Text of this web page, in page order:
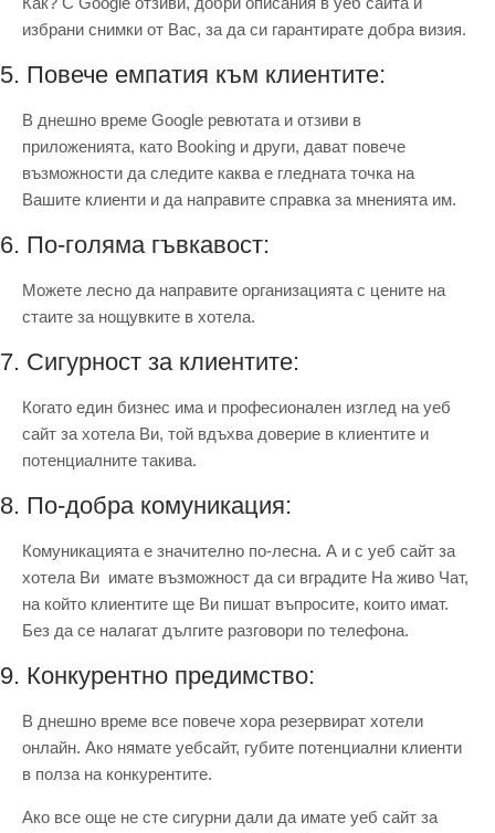
избрани снимки от Вас, за да си гарантирате добра визия.
5. Повече емпатия към клиентите:
В днешно време Google ревютата и отзиви в
приложенията, като Booking и други, дават повече
възможности да следите каква е гледната точка на
Вашите клиенти и да направите справка за мненията им.
6. По-голяма гъвкавост:
Можете лесно да направите организацията с цените на
стаите за нощувките в хотела.
7. Сигурност за клиентите:
Когато един бизнес има и професионален изглед на уеб
сайт за хотела Ви, той вдъхва доверие в клиентите и
потенциалните такива.
8. По-добра комуникация:
Комуникацията е значително по-лесна. А и с уеб сайт за
хотела Ви имате възможност да си вградите На живо Чат,
на който клиентите ще Ви пишат въпросите, които имат.
Без да се налагат дългите разговори по телефона.
9. Конкурентно предимство:
В днешно време все повече хора резервират хотели
онлайн. Ако нямате уебсайт, губите потенциални клиенти
в полза на конкурентите.
Ако все още не сте сигурни дали да имате уеб сайт за